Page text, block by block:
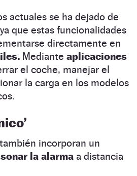
actuales se ha dejado de
que estas funcionalidades
directamente en
Mediante aplicaciones
el coche, manejar el
la carga en los modelos
incorporan un
la alarma a distancia